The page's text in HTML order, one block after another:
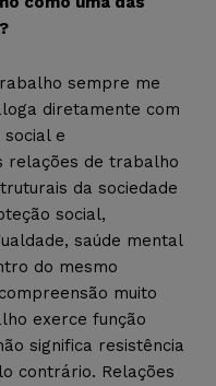
sempre me
diretamente com
social e
relações de trabalho
da sociedade
social,
saúde mental
do mesmo
muito
exerce função
significa resistência
contrário. Relações